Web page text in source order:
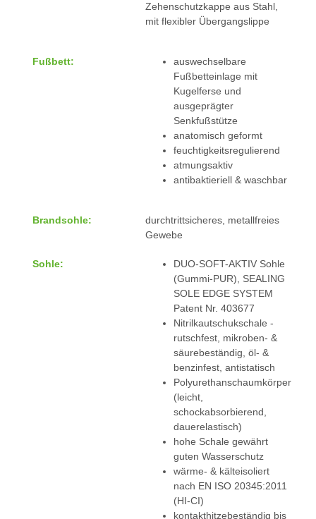
Zehenschutzkappe aus Stahl,
mit flexibler Übergangslippe
Fußbett:
auswechselbare
Fußbetteinlage mit
Kugelferse und
ausgeprägter
Senkfußstütze
anatomisch geformt
feuchtigkeitsregulierend
atmungsaktiv
antibaktieriell & waschbar
Brandsohle:
durchtrittsicheres, metallfreies
Gewebe
Sohle:
DUO-SOFT-AKTIV Sohle
(Gummi-PUR), SEALING
SOLE EDGE SYSTEM
Patent Nr. 403677
Nitrilkautschukschale -
rutschfest, mikroben- &
säurebeständig, öl- &
benzinfest, antistatisch
Polyurethanschaumkörper
(leicht,
schockabsorbierend,
dauerelastisch)
hohe Schale gewährt
guten Wasserschutz
wärme- & kälteisoliert
nach EN ISO 20345:2011
(HI-CI)
kontakthitzebeständig bis